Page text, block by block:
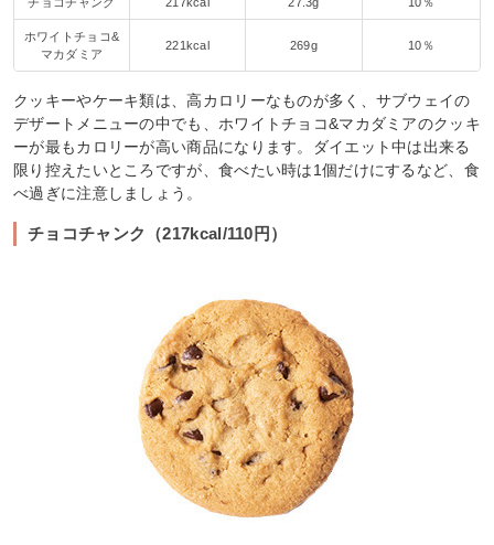
ホワイトチョコ&
マカダミア
221kcal 269g 10％
クッキーやケーキ類は、高カロリーなものが多く、サブウェイの
デザートメニューの中でも、ホワイトチョコ&マカダミアのクッキ
ーが最もカロリーが高い商品になります。ダイエット中は出来る
限り控えたいところですが、食べたい時は1個だけにするなど、食
べ過ぎに注意しましょう。
チョコチャンク（217kcal/110円）